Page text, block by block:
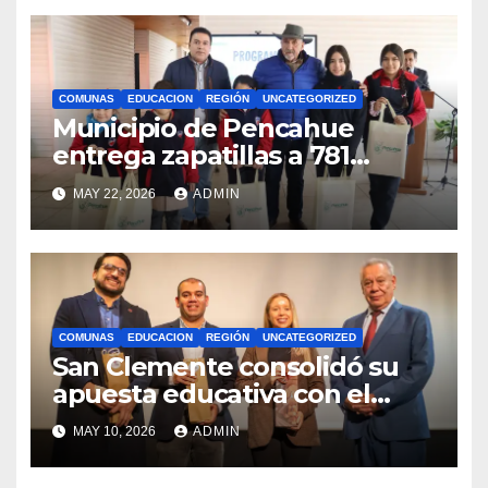
COMUNAS EDUCACION REGIÓN UNCATEGORIZED
Municipio de Pencahue
entrega zapatillas a 781
estudiantes con recursos del
Royalty Minero
MAY 22, 2026 ADMIN
COMUNAS EDUCACION REGIÓN UNCATEGORIZED
San Clemente consolidó su
apuesta educativa con el
lanzamiento del
Preuniversitario Brotes 2026
MAY 10, 2026 ADMIN